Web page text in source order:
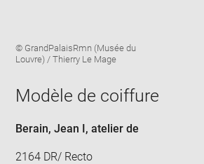
window
Image
caption:
© GrandPalaisRmn (Musée du
Louvre) / Thierry Le Mage
Modèle de coiffure
Berain, Jean I , atelier de
2164 DR/ Recto